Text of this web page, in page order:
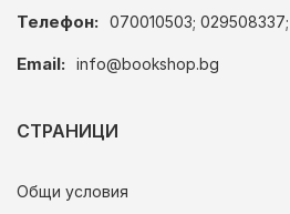
Телефон: 070010503; 029508337;
Email: info@bookshop.bg
СТРАНИЦИ
Общи условия